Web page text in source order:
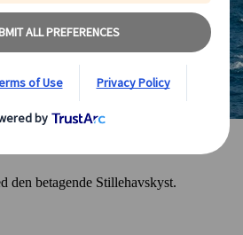
den betagende Stillehavskyst.